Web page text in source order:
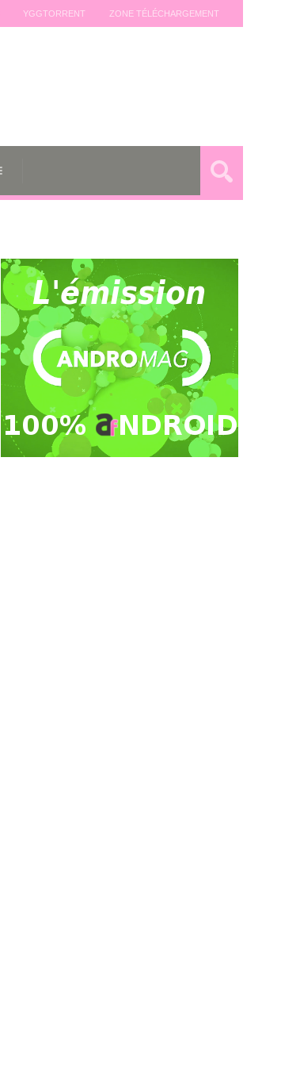
YGGTORRENT ZONE TÉLÉCHARGEMENT